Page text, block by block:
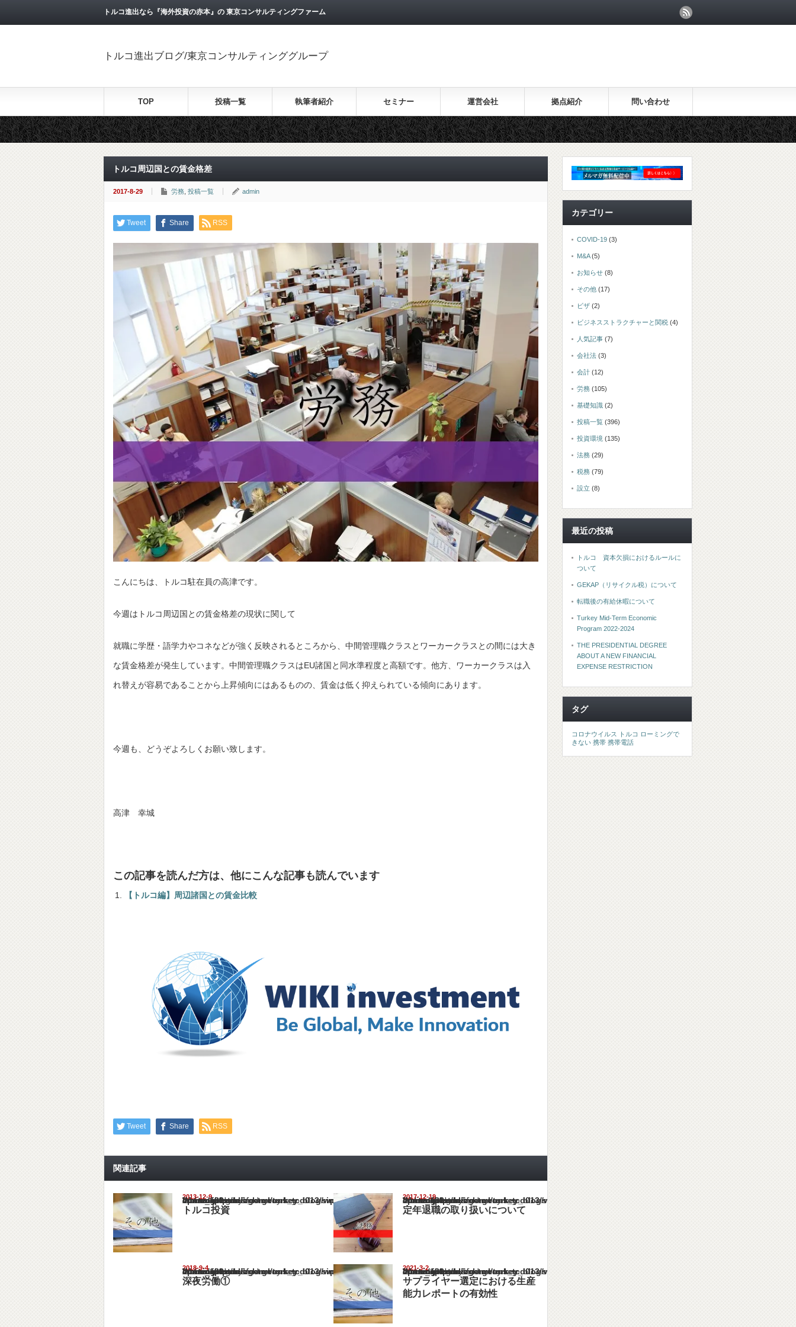
トルコ進出なら『海外投資の赤本』の 東京コンサルティングファーム
トルコ進出ブログ/東京コンサルティンググループ
TOP 投稿一覧 執筆者紹介 セミナー 運営会社 拠点紹介 問い合わせ
トルコ周辺国との賃金格差
2017-8-29 労務 投稿一覧 admin
Tweet Share RSS
こんにちは、トルコ駐在員の高津です。
今週はトルコ周辺国との賃金格差の現状に関して
就職に学歴・語学力やコネなどが強く反映されるところから、中間管理職クラスとワーカークラスとの間には大き
な賃金格差が発生しています。中間管理職クラスはEU諸国と同水準程度と高額です。他方、ワーカークラスは入
れ替えが容易であることから上昇傾向にはあるものの、賃金は低く抑えられている傾向にあります。
今週も、どうぞよろしくお願い致します。
高津 幸城
この記事を読んだ方は、他にこんな記事も読んでいます
【トルコ編】周辺諸国との賃金比較
Tweet Share RSS
関連記事
2013-12-9
Warning
: Undefined array key "show_category" in
/home/netst/kuno-cpa.co.jp/public_html/turkey_blog/wp-content/themes/gorgeous_tcd013/single.php
on line183
トルコ投資
2017-12-19
Warning
: Undefined array key "show_category" in
/home/netst/kuno-cpa.co.jp/public_html/turkey_blog/wp-content/themes/gorgeous_tcd013/single.php
on line183
定年退職の取り扱いについて
2018-9-4
Warning
: Undefined array key "show_category" in
/home/netst/kuno-cpa.co.jp/public_html/turkey_blog/wp-content/themes/gorgeous_tcd013/single.php
on line183
深夜労働①
2021-3-2
Warning
: Undefined array key "show_category" in
/home/netst/kuno-cpa.co.jp/public_html/turkey_blog/wp-content/themes/gorgeous_tcd013/single.php
on line183
サプライヤー選定における生産
能力レポートの有効性
カテゴリー
COVID-19 (3)
M&A(5)
お知らせ (8)
その他 (17)
ビザ (2)
ビジネスストラクチャーと関税 (4)
人気記事 (7)
会社法 (3)
会計 (12)
労務 (105)
基礎知識 (2)
投稿一覧 (396)
投資環境 (135)
法務 (29)
税務 (79)
設立 (8)
最近の投稿
トルコ 資本欠損におけるルールに
ついて
GEKAP（リサイクル税）について
転職後の有給休暇について
Turkey Mid-Term Economic
Program 2022-2024
THE PRESIDENTIAL DEGREE
ABOUT A NEW FINANCIAL
EXPENSE RESTRICTION
タグ
コロナウイルス トルコ ローミングで
きない 携帯 携帯電話